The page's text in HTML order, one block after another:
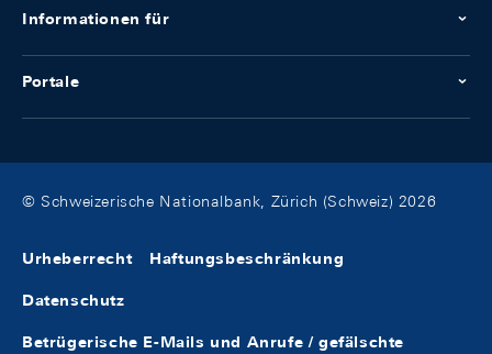
Informationen für
Portale
© Schweizerische Nationalbank, Zürich (Schweiz) 2026
Urheberrecht Haftungsbeschränkung
Datenschutz
Betrügerische E-Mails und Anrufe / gefälschte